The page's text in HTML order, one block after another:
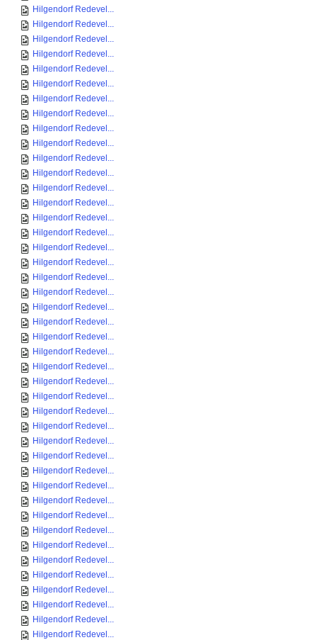
Hilgendorf Redevel...
Hilgendorf Redevel...
Hilgendorf Redevel...
Hilgendorf Redevel...
Hilgendorf Redevel...
Hilgendorf Redevel...
Hilgendorf Redevel...
Hilgendorf Redevel...
Hilgendorf Redevel...
Hilgendorf Redevel...
Hilgendorf Redevel...
Hilgendorf Redevel...
Hilgendorf Redevel...
Hilgendorf Redevel...
Hilgendorf Redevel...
Hilgendorf Redevel...
Hilgendorf Redevel...
Hilgendorf Redevel...
Hilgendorf Redevel...
Hilgendorf Redevel...
Hilgendorf Redevel...
Hilgendorf Redevel...
Hilgendorf Redevel...
Hilgendorf Redevel...
Hilgendorf Redevel...
Hilgendorf Redevel...
Hilgendorf Redevel...
Hilgendorf Redevel...
Hilgendorf Redevel...
Hilgendorf Redevel...
Hilgendorf Redevel...
Hilgendorf Redevel...
Hilgendorf Redevel...
Hilgendorf Redevel...
Hilgendorf Redevel...
Hilgendorf Redevel...
Hilgendorf Redevel...
Hilgendorf Redevel...
Hilgendorf Redevel...
Hilgendorf Redevel...
Hilgendorf Redevel...
Hilgendorf Redevel...
Hilgendorf Redevel...